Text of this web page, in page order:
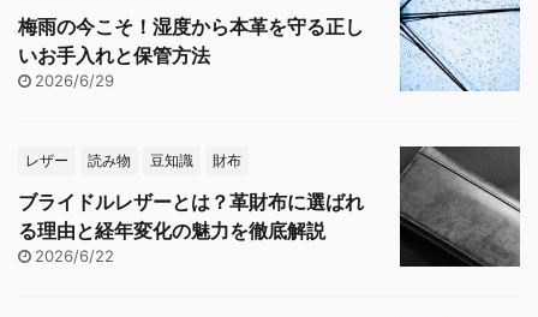
梅雨の今こそ！湿度から本革を守る正し
いお手入れと保管方法
2026/6/29
レザー 読み物 豆知識 財布
ブライドルレザーとは？革財布に選ばれ
る理由と経年変化の魅力を徹底解説
2026/6/22